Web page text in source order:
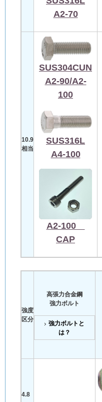
A2-70
10.9
相当
SUS304CUN
A2-90/A2-
100
SUS316L
A4-100
A2-100
CAP
強度
区分
高張力合金鋼
強力ボルト
強力ボルトと
は？
4.8